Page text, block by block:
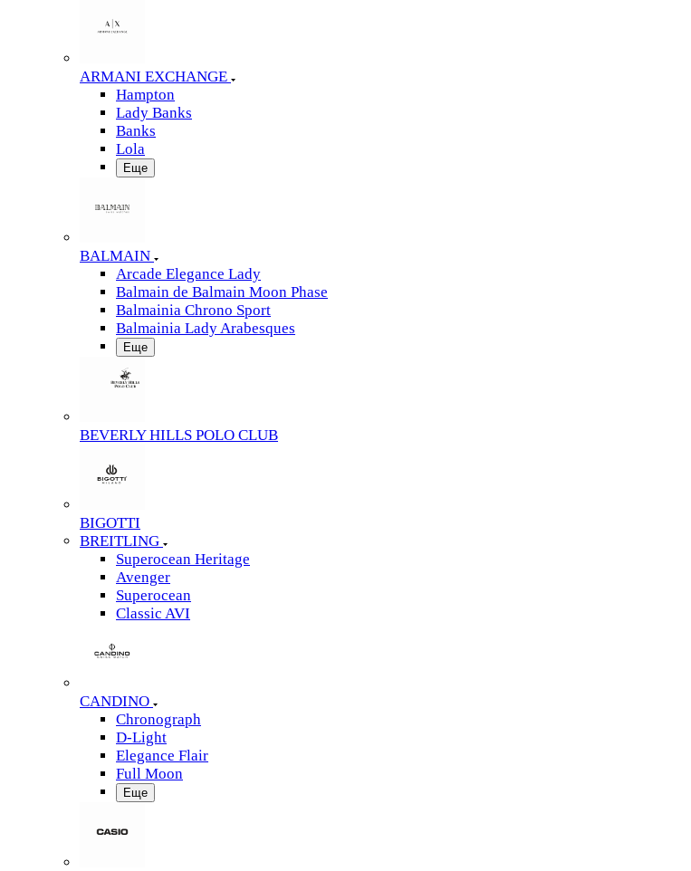
ARMANI EXCHANGE
Hampton
Lady Banks
Banks
Lola
Еще
BALMAIN
Arcade Elegance Lady
Balmain de Balmain Moon Phase
Balmainia Chrono Sport
Balmainia Lady Arabesques
Еще
BEVERLY HILLS POLO CLUB
BIGOTTI
BREITLING
Superocean Heritage
Avenger
Superocean
Classic AVI
CANDINO
Chronograph
D-Light
Elegance Flair
Full Moon
Еще